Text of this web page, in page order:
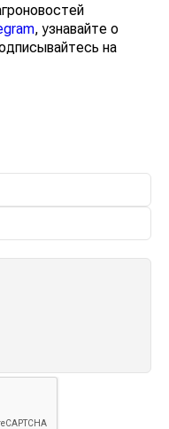
, узнавайте о
на